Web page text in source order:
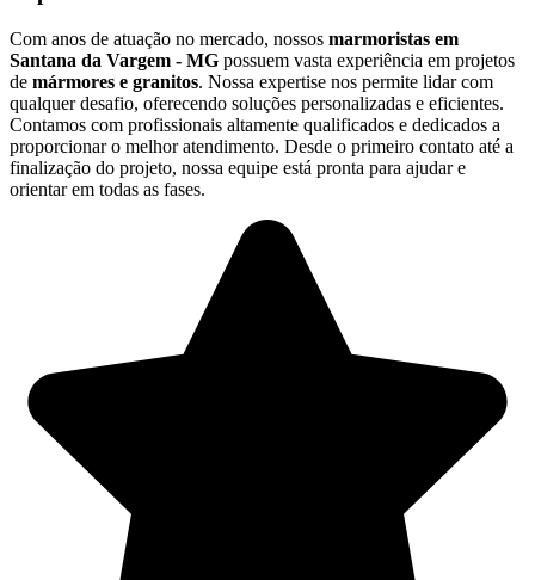
Com anos de atuação no mercado, nossos marmoristas em
Santana da Vargem - MG possuem vasta experiência em projetos
de mármores e granitos. Nossa expertise nos permite lidar com
qualquer desafio, oferecendo soluções personalizadas e eficientes.
Contamos com profissionais altamente qualificados e dedicados a
proporcionar o melhor atendimento. Desde o primeiro contato até a
finalização do projeto, nossa equipe está pronta para ajudar e
orientar em todas as fases.